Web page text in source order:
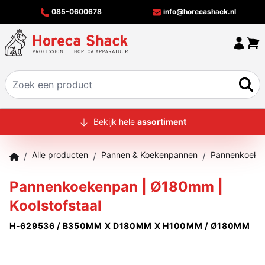
085-0600678 info@horecashack.nl
HOME
MERKEN
OFFERTECHECKER
CONTACT
Bekijk hele assortiment
/ Alle producten / Pannen & Koekenpannen /
Pannenkoekenpan | Ø180mm |
Koolstofstaal
H-629536 / B350MM X D180MM X H100MM / Ø180MM